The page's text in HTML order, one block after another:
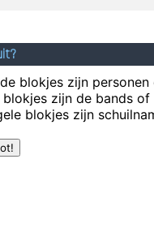
blokjes zijn
zijn de bands
blokjes zijn